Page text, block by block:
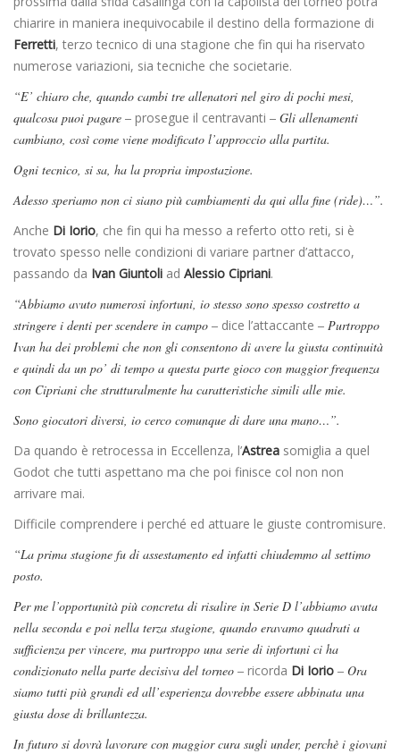
chiarire in maniera inequivocabile il destino della formazione di
Ferretti, terzo tecnico di una stagione che fin qui ha riservato
numerose variazioni, sia tecniche che societarie.
“E’ chiaro che, quando cambi tre allenatori nel giro di pochi mesi,
qualcosa puoi pagare – prosegue il centravanti – Gli allenamenti
cambiano, così come viene modificato l’approccio alla partita.
Ogni tecnico, si sa, ha la propria impostazione.
Adesso speriamo non ci siano più cambiamenti da qui alla fine (ride)…”.
Anche Di Iorio, che fin qui ha messo a referto otto reti, si è
trovato spesso nelle condizioni di variare partner d’attacco,
passando da Ivan Giuntoli ad Alessio Cipriani.
“Abbiamo avuto numerosi infortuni, io stesso sono spesso costretto a
stringere i denti per scendere in campo – dice l’attaccante – Purtroppo
Ivan ha dei problemi che non gli consentono di avere la giusta continuità
e quindi da un po’ di tempo a questa parte gioco con maggior frequenza
con Cipriani che strutturalmente ha caratteristiche simili alle mie.
Sono giocatori diversi, io cerco comunque di dare una mano…”.
Da quando è retrocessa in Eccellenza, l’Astrea somiglia a quel
Godot che tutti aspettano ma che poi finisce col non non
arrivare mai.
Difficile comprendere i perché ed attuare le giuste contromisure.
“La prima stagione fu di assestamento ed infatti chiudemmo al settimo
posto.
Per me l’opportunità più concreta di risalire in Serie D l’abbiamo avuta
nella seconda e poi nella terza stagione, quando eravamo quadrati a
sufficienza per vincere, ma purtroppo una serie di infortuni ci ha
condizionato nella parte decisiva del torneo – ricorda Di Iorio – Ora
siamo tutti più grandi ed all’esperienza dovrebbe essere abbinata una
giusta dose di brillantezza.
In futuro si dovrà lavorare con maggior cura sugli under, perchè i giovani